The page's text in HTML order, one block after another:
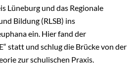
Lüneburg und das Regionale
Bildung (RLSB) ins
ein. Hier fand der
statt und schlug die Brücke von der
zur schulischen Praxis.